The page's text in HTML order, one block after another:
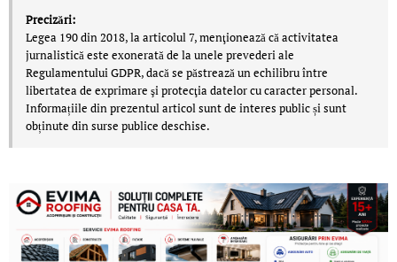
Precizări:
Legea 190 din 2018, la articolul 7, menţionează că activitatea
jurnalistică este exonerată de la unele prevederi ale
Regulamentului GDPR, dacă se păstrează un echilibru între
libertatea de exprimare şi protecţia datelor cu caracter personal.
Informațiile din prezentul articol sunt de interes public și sunt
obținute din surse publice deschise.